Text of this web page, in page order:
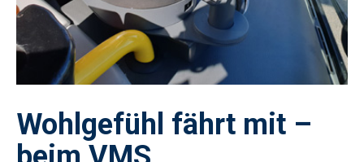
Wohlgefühl fährt mit –